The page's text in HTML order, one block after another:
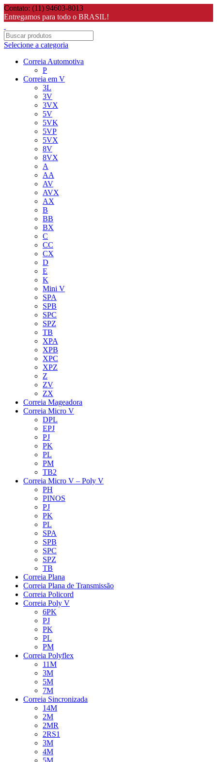
Contato: (11) 94603-8013
Entregamos para todo o BRASIL!
Selecione a categoria
Correia Automotiva
P
Correia em V
3L
3V
3VX
5V
5VK
5VP
5VX
8V
8VX
A
AA
AV
AVX
AX
B
BB
BX
C
CC
CX
D
E
K
Mini V
SPA
SPB
SPC
SPZ
TB
XPA
XPB
XPC
XPZ
Z
ZV
ZX
Correia Mageadora
Correia Micro V
DPL
EPJ
PJ
PK
PL
PM
TB2
Correia Micro V – Poly V
PH
PINOS
PJ
PK
PL
SPA
SPB
SPC
SPZ
TB
Correia Plana
Correia Plana de Transmissão
Correia Policord
Correia Poly V
6PK
PJ
PK
PL
PM
Correia Polyflex
11M
3M
5M
7M
Correia Sincronizada
14M
2M
2MR
2RS1
3M
4M
5M